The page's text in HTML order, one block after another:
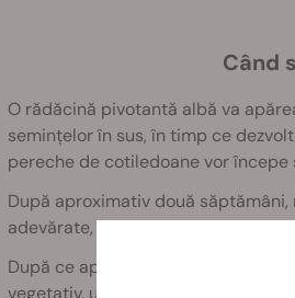
Când
O rădăcină pivotantă albă va
semințelor în sus, în timp ce
pereche de cotiledoane vor
După aproximativ două
adevărate, care au în general 5-7
După ce apar aceste frunze
vegetativ, unde va începe să